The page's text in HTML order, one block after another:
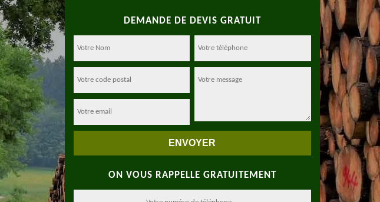
DEMANDE DE DEVIS GRATUIT
ON VOUS RAPPELLE GRATUITEMENT